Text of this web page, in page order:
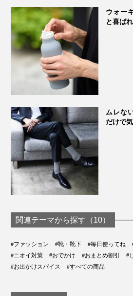
ウォー
と喜ば
ムレな
だけで
関連テーマから探す（10）
#ファッション #靴・靴下 #毎日使ってね
#ニオイ対策
#おでかけ #おまとめ割引
#
#お出かけスパイス
#すべての商品